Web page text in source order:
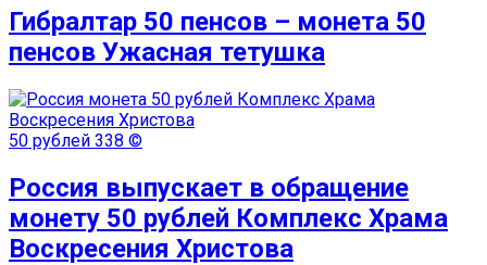
Гибралтар 50 пенсов – монета 50
пенсов Ужасная тетушка
50 рублей 338 ©
Россия выпускает в обращение
монету 50 рублей Комплекс Храма
Воскресения Христова